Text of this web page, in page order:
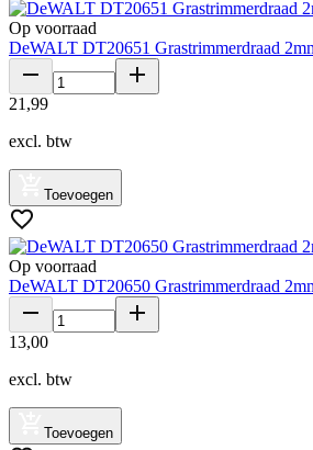
Op voorraad
DeWALT DT20651 Grastrimmerdraad
21 ,99
excl. btw
Toevoegen
Op voorraad
DeWALT DT20650 Grastrimmerdraad
13,00
excl. btw
Toevoegen